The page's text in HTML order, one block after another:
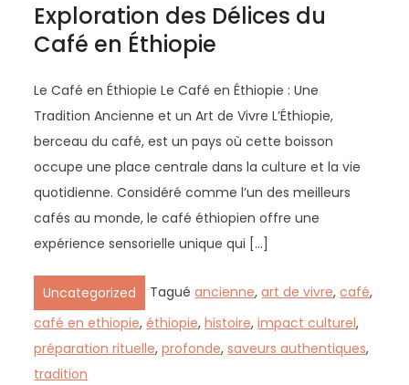
Exploration des Délices du
Café en Éthiopie
Le Café en Éthiopie Le Café en Éthiopie : Une
Tradition Ancienne et un Art de Vivre L’Éthiopie,
berceau du café, est un pays où cette boisson
occupe une place centrale dans la culture et la vie
quotidienne. Considéré comme l’un des meilleurs
cafés au monde, le café éthiopien offre une
expérience sensorielle unique qui […]
Uncategorized Taguéancienne,art de vivre,café,
café en ethiopie,éthiopie,histoire,impact culturel,
préparation rituelle,profonde,saveurs authentiques,
tradition